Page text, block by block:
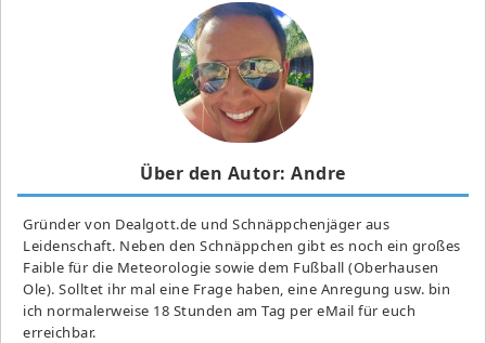
Über den Autor: Andre
Gründer von Dealgott.de und Schnäppchenjäger aus
Leidenschaft. Neben den Schnäppchen gibt es noch ein großes
Fai­ble für die Meteorologie sowie dem Fußball (Oberhausen
Ole). Solltet ihr mal eine Frage haben, eine Anregung usw. bin
ich normalerweise 18 Stunden am Tag per eMail für euch
erreichbar.